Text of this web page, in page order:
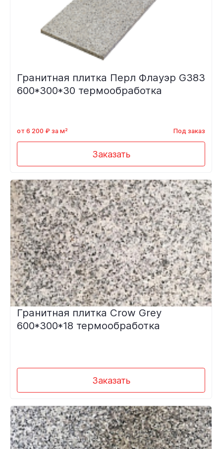
Гранитная плитка Перл Флауэр G383
600*300*30 термообработка
от 6 200 ₽ за м² Под заказ
Заказать
Гранитная плитка Crow Grey
600*300*18 термообработка
Заказать